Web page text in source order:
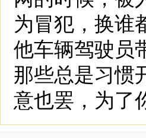
为冒犯，换谁
他车辆驾驶员
那些总是习惯
意也罢，为了